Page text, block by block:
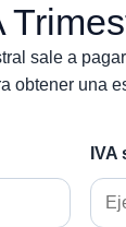
sale a
obtener una